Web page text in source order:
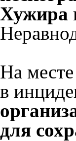
Хужира
На
в
для